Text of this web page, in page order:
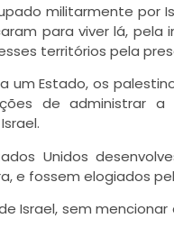
militarmente por
para viver lá,
territórios pela
um Estado, os
de administrar a
Unidos
e fossem elogiados
Israel, sem